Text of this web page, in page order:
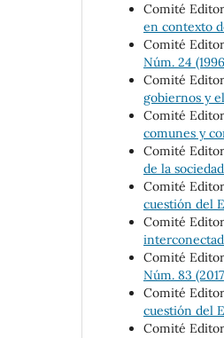
Comité
en contexto
Comité
Núm. 24
Comité
gobiernos y
Comité
comunes y
Comité
de la
Comité
cuestión del
Comité
Comité
Núm. 83
Comité
cuestión del
Comité